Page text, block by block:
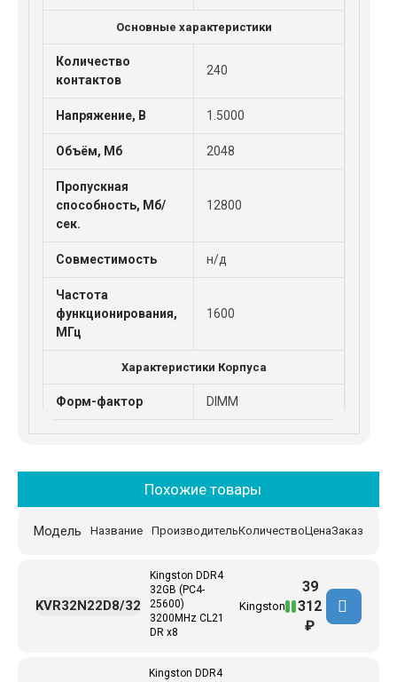
Основные характеристики
Количество
контактов
240
Напряжение, В 1.5000
Объём, Мб 2048
Пропускная
способность, Мб/
сек.
12800
Совместимость н/д
Частота
функционирования,
МГц
1600
Характеристики Корпуса
Форм-фактор DIMM
Похожие товары
Название Производитель
Модель КоличествоЦенаЗаказ
Kingston DDR4
32GB (PC4-
25600)
3200MHz CL21
DR x8
Kingston
KVR32N22D8/32
39
312
₽
Kingston DDR4